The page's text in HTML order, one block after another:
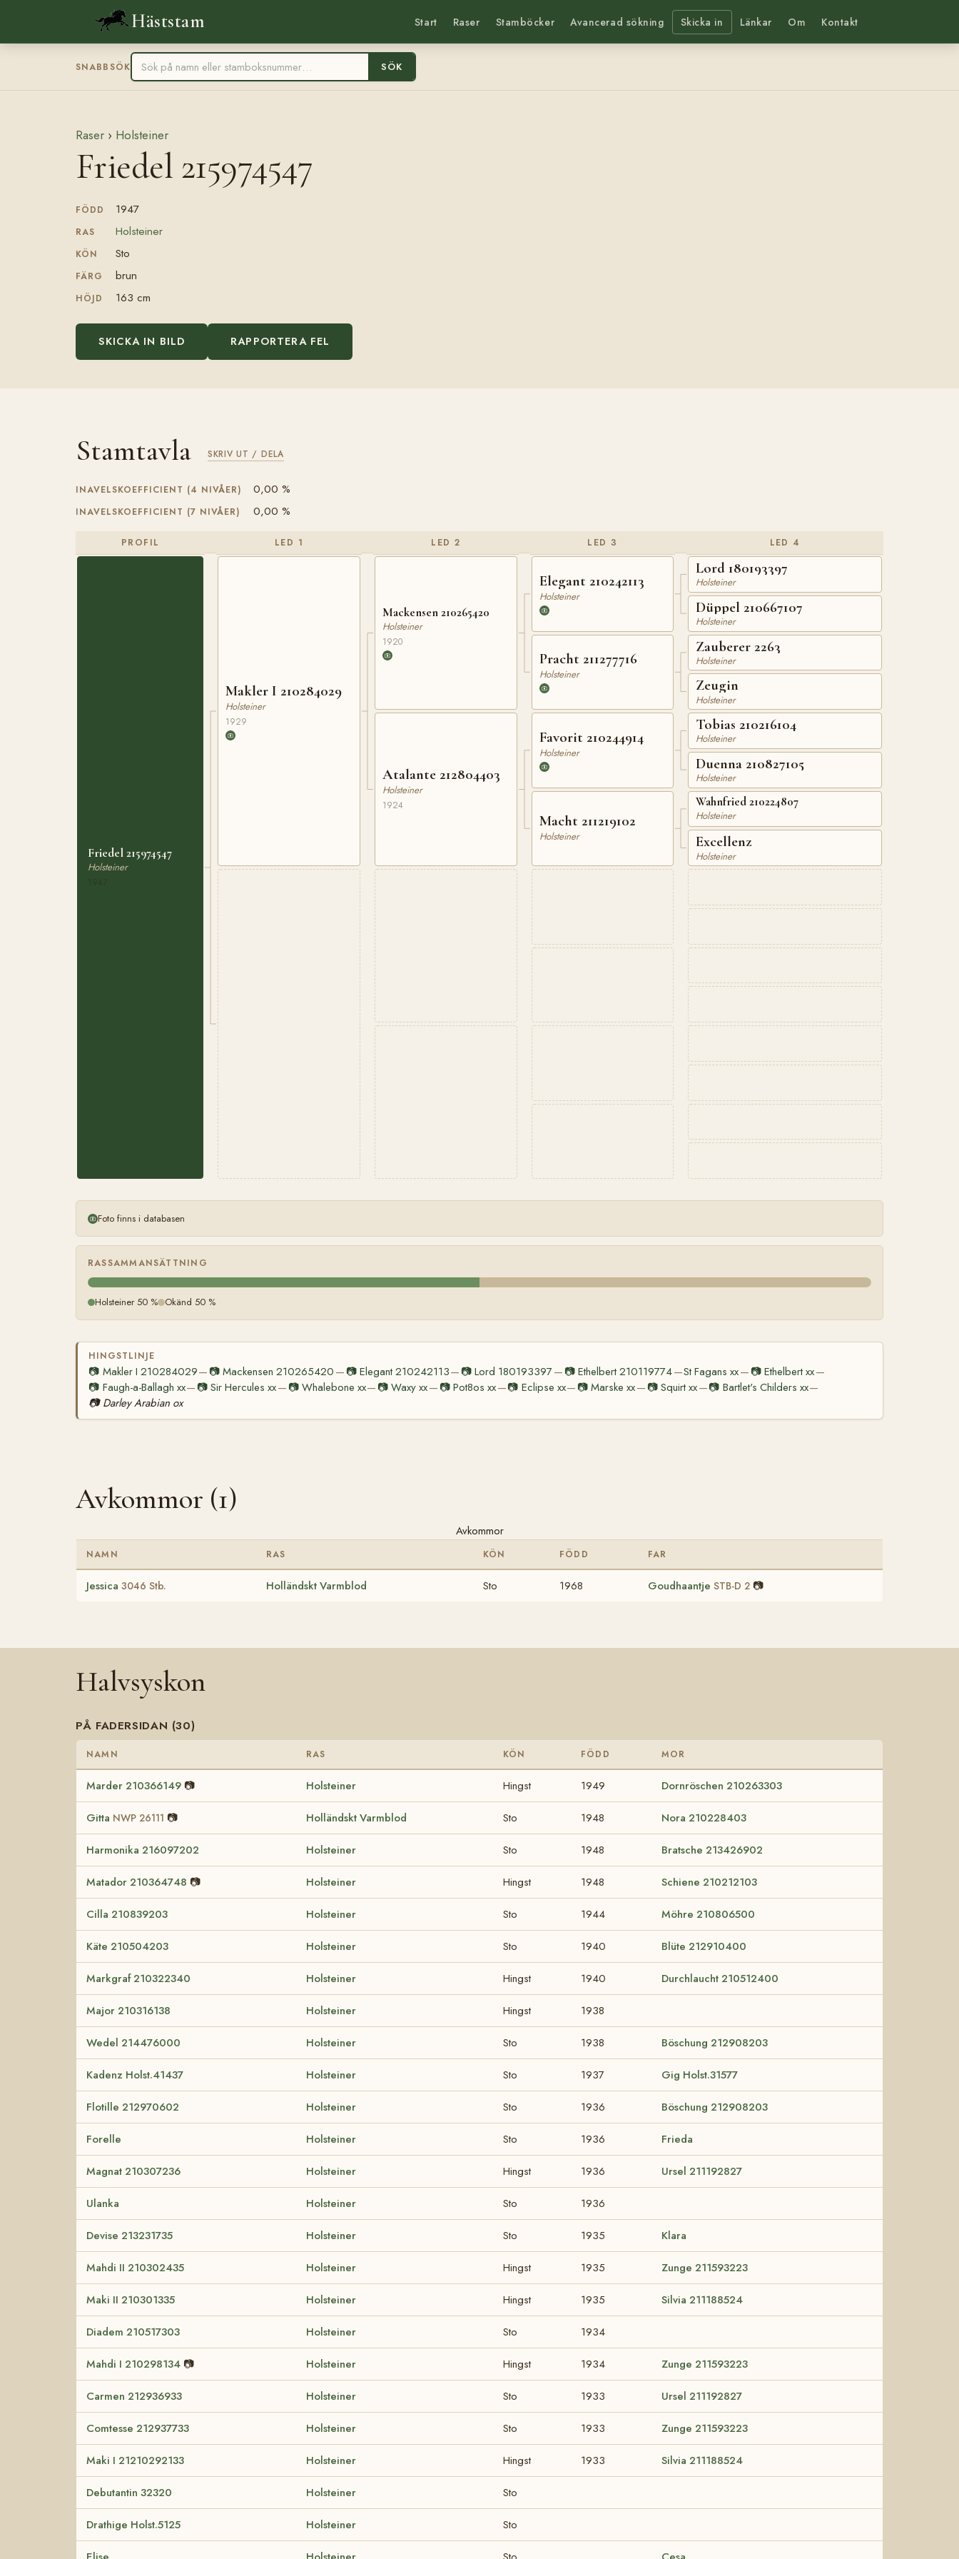
Häststam Start Raser Stamböcker Avancerad sökning Skicka in Länkar Om Kontakt
SNABBSÖK SÖK
Raser › Holsteiner
Friedel 215974547
FÖDD 1947
RAS Holsteiner
KÖN Sto
FÄRG brun
HÖJD 163 cm
SKICKA IN BILD RAPPORTERA FEL
Stamtavla SKRIV UT / DELA
INAVELSKOEFFICIENT (4 NIVÅER) 0,00 %
INAVELSKOEFFICIENT (7 NIVÅER) 0,00 %
PROFIL
Friedel 215974547
Holsteiner
LED 1
Makler I 210284029
Holsteiner
1929
LED 2
Mackensen 210265420
Holsteiner
1920
Atalante 212804403
Holsteiner
1924
LED 3
Elegant 210242113
Holsteiner
Pracht 211277716
Holsteiner
Favorit 210244914
Holsteiner
Macht 211219102
Holsteiner
LED 4
Lord 180193397
Holsteiner
Düppel 210667107
Holsteiner
Zauberer 2263
Holsteiner
Zeugin
Holsteiner
Tobias 210216104
Holsteiner
Duenna 210827105
Holsteiner
Wahnfried 210224807
Holsteiner
Excellenz
Holsteiner
Foto finns i databasen
RASSAMMANSÄTTNING
Holsteiner 50 % Okänd 50 %
HINGSTLINJE
📷 Makler I 210284029— 📷Mackensen 210265420 — 📷 Elegant 210242113— 📷 Lord 180193397 — 📷Ethelbert 210119774—St Fagans xx— 📷Ethelbert xx—
📷 Faugh-a-Ballagh xx— 📷Sir Hercules xx— 📷 Whalebone xx— 📷 Waxy xx— 📷Pot8os xx—📷 Eclipse xx— 📷Marske xx— 📷Squirt xx—📷 Bartlet's Childers xx—
📷 Darley Arabian ox
Avkommor (1)
Avkommor
NAMN RAS KÖN FÖDD FAR
Jessica 3046 Stb. Holländskt Varmblod Sto 1968 Goudhaantje STB-D 2 📷
Halvsyskon
PÅ FADERSIDAN (30)
NAMN RAS KÖN FÖDD MOR
Marder 210366149 📷 Holsteiner Hingst 1949 Dornröschen 210263303
Gitta NWP 26111 📷 Holländskt Varmblod Sto 1948 Nora 210228403
Harmonika 216097202 Holsteiner Sto 1948 Bratsche 213426902
Matador 210364748 📷 Holsteiner Hingst 1948 Schiene 210212103
Cilla 210839203 Holsteiner Sto 1944 Möhre 210806500
Käte 210504203 Holsteiner Sto 1940 Blüte 212910400
Markgraf 210322340 Holsteiner Hingst 1940 Durchlaucht 210512400
Major 210316138 Holsteiner Hingst 1938
Wedel 214476000 Holsteiner Sto 1938 Böschung 212908203
Kadenz Holst.41437 Holsteiner Sto 1937 Gig Holst.31577
Flotille 212970602 Holsteiner Sto 1936 Böschung 212908203
Forelle Holsteiner Sto 1936 Frieda
Magnat 210307236 Holsteiner Hingst 1936 Ursel 211192827
Ulanka Holsteiner Sto 1936
Devise 213231735 Holsteiner Sto 1935 Klara
Mahdi II 210302435 Holsteiner Hingst 1935 Zunge 211593223
Maki II 210301335 Holsteiner Hingst 1935 Silvia 211188524
Diadem 210517303 Holsteiner Sto 1934
Mahdi I 210298134 📷 Holsteiner Hingst 1934 Zunge 211593223
Carmen 212936933 Holsteiner Sto 1933 Ursel 211192827
Comtesse 212937733 Holsteiner Sto 1933 Zunge 211593223
Maki I 21210292133 Holsteiner Hingst 1933 Silvia 211188524
Debutantin 32320 Holsteiner Sto
Drathige Holst.5125 Holsteiner Sto